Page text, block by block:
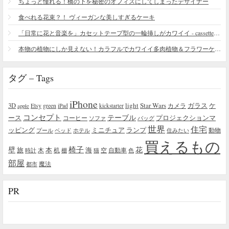
食べれる花束？！ ヴィーガンな美しすぎるケーキ
タグ – Tags
3D apple Etsy green iPad iPhone kickstarter lightStar Wars カメラ ガラス ケ
ース コンセプト コーヒー ソファ テーブル バッグ プロジェクションマ
ッピング プール ベッド ホテル ミニチュア ランプ世界 住みたい 住宅 動物
壁旅 時計 木 本机 棚 椅子海 猫 空 自動車 色 花 買えるもの
部屋 都市 魔法
PR